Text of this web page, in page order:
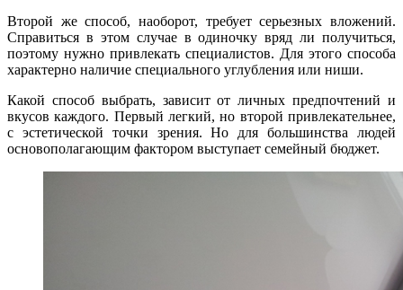
Второй же способ, наоборот, требует серьезных вложений.
Справиться в этом случае в одиночку вряд ли получиться,
поэтому нужно привлекать специалистов. Для этого способа
характерно наличие специального углубления или ниши.
Какой способ выбрать, зависит от личных предпочтений и
вкусов каждого. Первый легкий, но второй привлекательнее,
с эстетической точки зрения. Но для большинства людей
основополагающим фактором выступает семейный бюджет.